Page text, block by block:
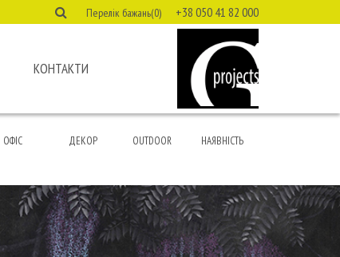
Перелік бажань(0) +38 050 41 82 000
КОНТАКТИ
ОФІС ДЕКОР OUTDOOR НАЯВНІСТЬ